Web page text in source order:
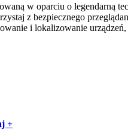
w oparciu o legendarną
z bezpiecznego
i lokalizowanie urządzeń,
+